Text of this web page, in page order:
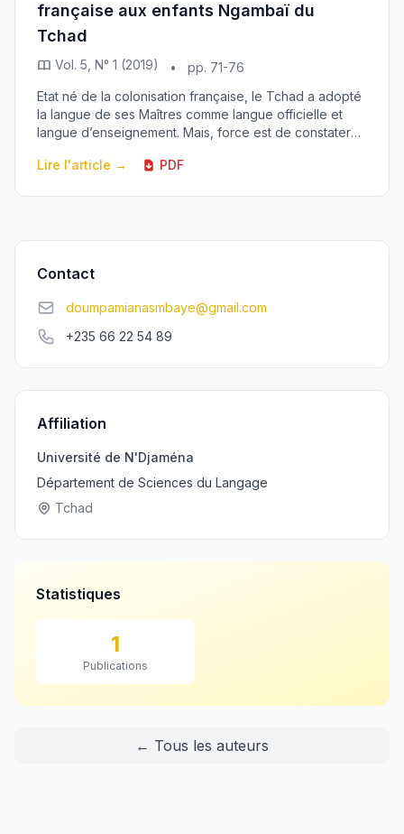
française aux enfants Ngambaï du
Tchad
Vol. 5, N° 1 (2019) •
pp. 71-76
Etat né de la colonisation française, le Tchad a adopté
la langue de ses Maîtres comme langue officielle et
langue d’enseignement. Mais, force est de constater
Lire l'article →
PDF
Contact
doumpamianasmbaye@gmail.com
+235 66 22 54 89
Affiliation
Université de N'Djaména
Département de Sciences du Langage
Tchad
Statistiques
1
Publications
← Tous les auteurs